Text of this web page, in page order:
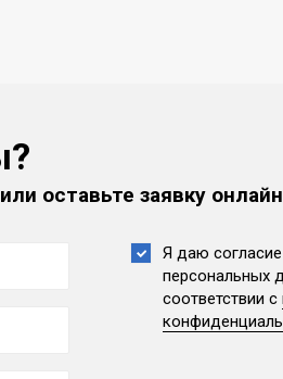
или оставьте заявку
Я даю
персональных
соответствии с